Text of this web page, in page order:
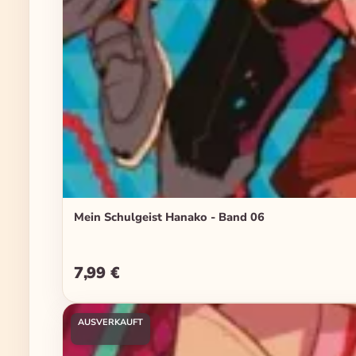
Mein Schulgeist Hanako - Band 06
Regulärer Preis:
7,99 €
AUSVERKAUFT